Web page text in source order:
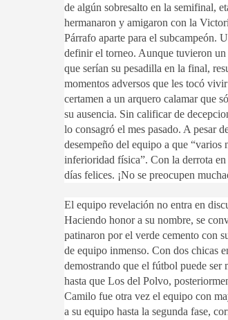
de algún sobresalto en la semifinal,
hermanaron y amigaron con la
Párrafo aparte para el subcampeón.
definir el torneo. Aunque tuvieron un
que serían su pesadilla en la final,
momentos adversos que les tocó
certamen a un arquero calamar que
su ausencia. Sin calificar de
lo consagró el mes pasado. A pesar
desempeño del equipo a que “varios
inferioridad física”. Con la derrota en
días felices. ¡No se preocupen
El equipo revelación no entra en
Haciendo honor a su nombre, se
patinaron por el verde cemento con
de equipo inmenso. Con dos chicas
demostrando que el fútbol puede
hasta que Los del Polvo,
Camilo fue otra vez el equipo con
a su equipo hasta la segunda fase,